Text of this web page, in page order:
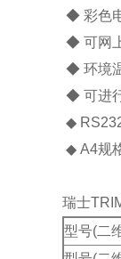
◆ 彩色
◆ 可网
◆ 环境
◆ 可进
◆
◆ A4规
瑞士
型号(二